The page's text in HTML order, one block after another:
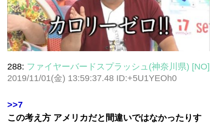
288: ファイヤーバードスプラッシュ(神奈川県) [NO]
2019/11/01(金) 13:59:37.48 ID:+5U1YEOh0
>>7
この考え方 アメリカだと間違いではなかったりす